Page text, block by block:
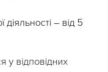
діяльності – від 5
у відповідних